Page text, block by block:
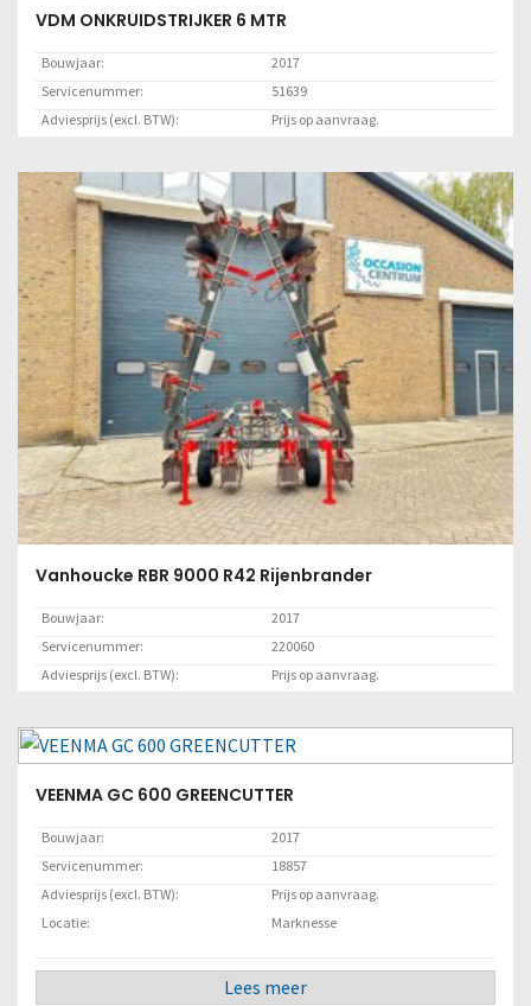
VDM ONKRUIDSTRIJKER 6 MTR
Bouwjaar:
2017
Servicenummer:
51639
Adviesprijs (excl. BTW):
Prijs op aanvraag.
Lees meer
Vanhoucke RBR 9000 R42 Rijenbrander
Bouwjaar:
2017
Servicenummer:
220060
Adviesprijs (excl. BTW):
Prijs op aanvraag.
Lees meer
VEENMA GC 600 GREENCUTTER
Bouwjaar:
2017
Servicenummer:
18857
Adviesprijs (excl. BTW):
Prijs op aanvraag.
Locatie:
Marknesse
Lees meer